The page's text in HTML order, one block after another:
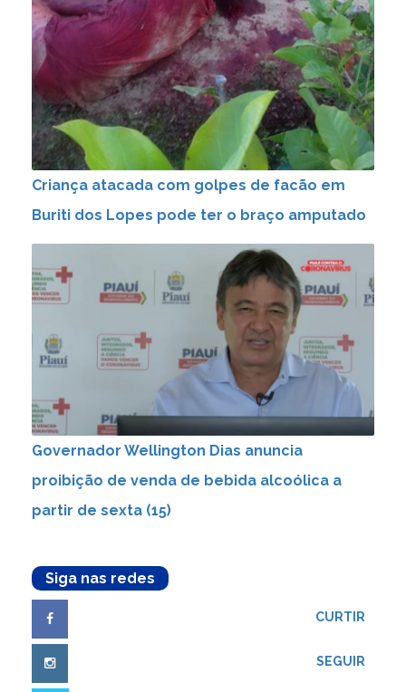
Criança atacada com golpes de facão em
Buriti dos Lopes pode ter o braço amputado
Governador Wellington Dias anuncia
proibição de venda de bebida alcoólica a
partir de sexta (15)
Siga nas redes
CURTIR
SEGUIR